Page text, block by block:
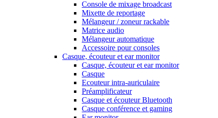
Console de mixage broadcast
Mixette de reportage
Mélangeur / zoneur rackable
Matrice audio
Mélangeur automatique
Accessoire pour consoles
Casque, écouteur et ear monitor
Casque, écouteur et ear monitor
Casque
Ecouteur intra-auriculaire
Préamplificateur
Casque et écouteur Bluetooth
Casque conférence et gaming